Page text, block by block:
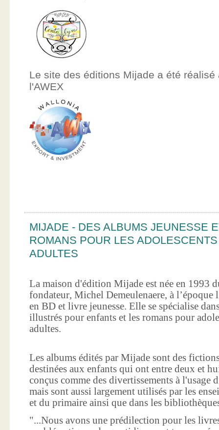
Le site des éditions Mijade a été réalisé
l'AWEX
MIJADE - DES ALBUMS JEUNESSE
ROMANS POUR LES
ADULTES
La maison d'édition Mijade est née en 1993
fondateur, Michel Demeulenaere, à l’époque
en BD et livre jeunesse. Elle se spécialise
illustrés pour enfants et les romans pour
adultes.
Les albums édités par Mijade sont des
destinées aux enfants qui ont entre deux et
conçus comme des divertissements à
mais sont aussi largement utilisés par les
et du primaire ainsi que dans les
"...Nous avons une prédilection pour les